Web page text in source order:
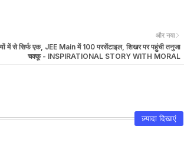
और नया
में से सिर्फ एक, JEE Main में 100 परसेंटाइल, शिखर पर पहुंची तनुजा
चक्कू - INSPIRATIONAL STORY WITH MORAL
ज़्यादा दिखाएं